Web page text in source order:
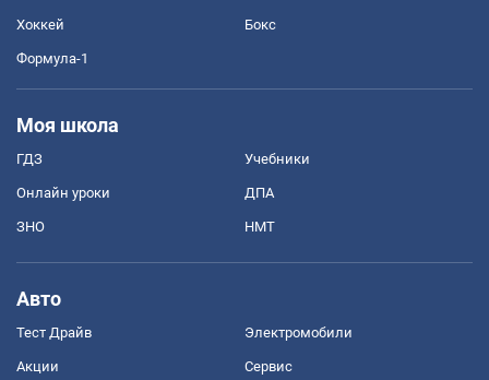
Хоккей Бокс
Формула-1
Моя школа
ГДЗ Учебники
Онлайн уроки ДПА
ЗНО НМТ
Авто
Тест Драйв Электромобили
Акции Сервис